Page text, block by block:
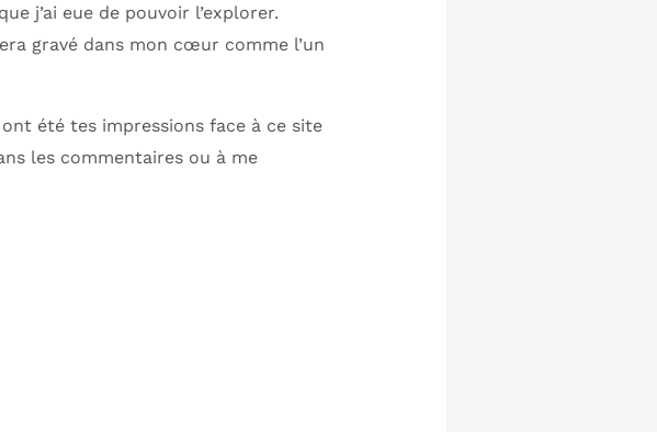
j’ai eue de pouvoir l’explorer.
gravé dans mon cœur comme l’un
été tes impressions face à ce site
les commentaires ou à me